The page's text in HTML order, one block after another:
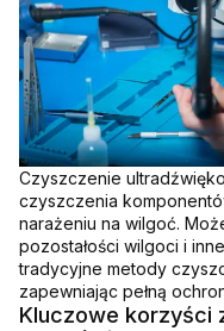
Czyszczenie
czyszczenia
narażeniu na wilgoć.
pozostałości wilgoci i
tradycyjne metody
zapewniając pełną
Kluczowe korzyści